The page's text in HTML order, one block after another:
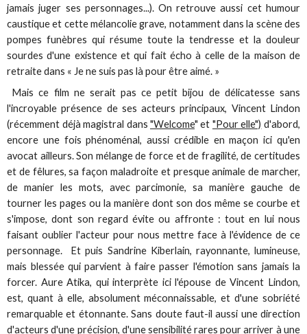
jamais juger ses personnages...). On retrouve aussi cet humour
caustique et cette mélancolie grave, notamment dans la scène des
pompes funèbres qui résume toute la tendresse et la douleur
sourdes d'une existence et qui fait écho à celle de la maison de
retraite dans « Je ne suis pas là pour être aimé. »
Mais ce film ne serait pas ce petit bijou de délicatesse sans
l'incroyable présence de ses acteurs principaux, Vincent Lindon
(récemment déjà magistral dans "Welcome" et "Pour elle") d'abord,
encore une fois phénoménal, aussi crédible en maçon ici qu'en
avocat ailleurs. Son mélange de force et de fragilité, de certitudes
et de fêlures, sa façon maladroite et presque animale de marcher,
de manier les mots, avec parcimonie, sa manière gauche de
tourner les pages ou la manière dont son dos même se courbe et
s'impose, dont son regard évite ou affronte : tout en lui nous
faisant oublier l'acteur pour nous mettre face à l'évidence de ce
personnage. Et puis Sandrine Kiberlain, rayonnante, lumineuse,
mais blessée qui parvient à faire passer l'émotion sans jamais la
forcer. Aure Atika, qui interprète ici l'épouse de Vincent Lindon,
est, quant à elle, absolument méconnaissable, et d'une sobriété
remarquable et étonnante. Sans doute faut-il aussi une direction
d'acteurs d'une précision, d'une sensibilité rares pour arriver à une